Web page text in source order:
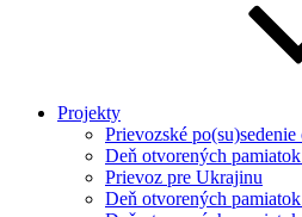
Projekty
Prievozské
Deň otvorených
Prievoz pre Ukrajinu
Deň otvorených